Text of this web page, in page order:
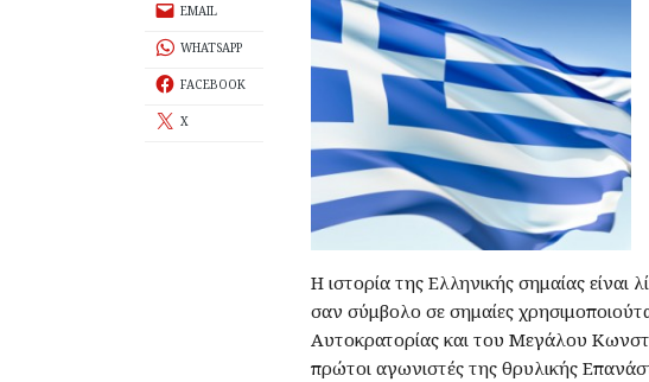
Η ιστορία της Ελληνικής σημαίας
σαν σύμβολο σε σημαίες
Αυτοκρατορίας και του Μεγάλου
πρώτοι αγωνιστές της θρυλικής
EMAIL
WHATSAPP
FACEBOOK
X